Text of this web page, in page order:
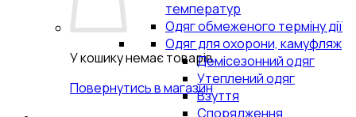
У кошику немає товарів.
Повернутись в магазин
температур
Одяг обмеженого терміну дії
Одяг для охорони, камуфляж
Демісезонний одяг
Утеплений одяг
Взуття
Спорядження